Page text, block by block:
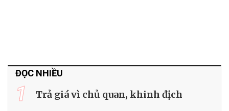
ĐỌC NHIỀU
1 Trả giá vì chủ quan, khinh địch